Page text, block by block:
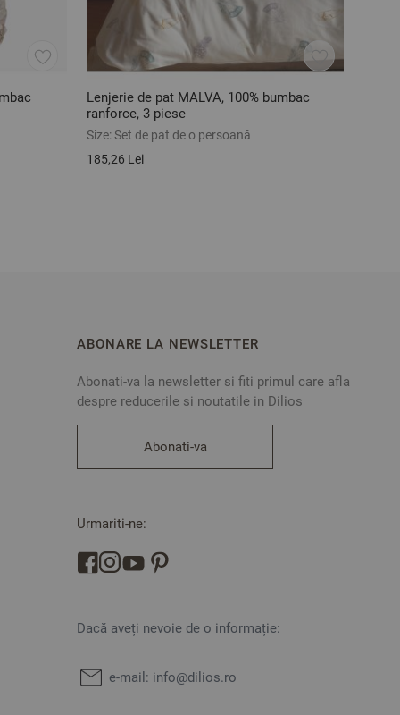
Lenjerie de pat MALVA, 100% bumbac
ranforce, 3 piese
Size:Set de pat de o persoană
185,26 Lei
ABONARE LA NEWSLETTER
Abonati-va la newsletter si fiti primul care afla
despre reducerile si noutatile in Dilios
Abonati-va
Urmariti-ne:
Dacă aveți nevoie de o informație:
e-mail: info@dilios.ro